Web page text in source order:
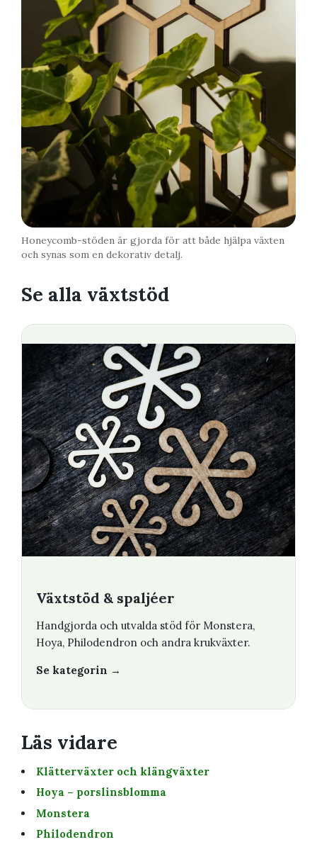
Honeycomb-stöden är gjorda för att både hjälpa växten
och synas som en dekorativ detalj.
Se alla växtstöd
Växtstöd & spaljéer
Handgjorda och utvalda stöd för Monstera,
Hoya, Philodendron och andra krukväxter.
Se kategorin →
Läs vidare
Klätterväxter och klängväxter
Hoya – porslinsblomma
Monstera
Philodendron